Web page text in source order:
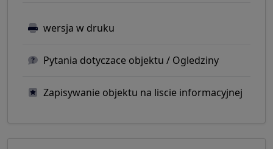
wersja w druku
Pytania dotyczace objektu / Ogledziny
Zapisywanie objektu na liscie informacyjnej